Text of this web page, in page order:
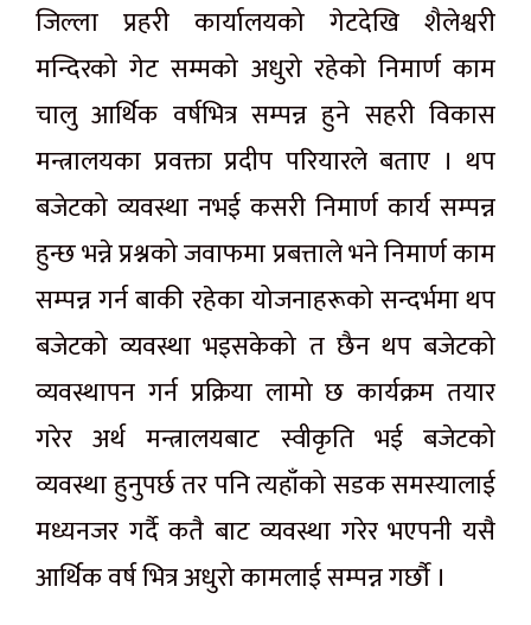
जिल्ला प्रहरी कार्यालयको गेटदेखि शैलेश्वरी
मन्दिरको गेट सम्मको अधुरो रहेको निमार्ण काम
चालु आर्थिक वर्षभित्र सम्पन्न हुने सहरी विकास
मन्त्रालयका प्रवक्ता प्रदीप परियारले बताए । थप
बजेटको व्यवस्था नभई कसरी निमार्ण कार्य सम्पन्न
हुन्छ भन्ने प्रश्नको जवाफमा प्रबत्ताले भने निमार्ण काम
सम्पन्न गर्न बाकी रहेका योजनाहरूको सन्दर्भमा थप
बजेटको व्यवस्था भइसकेको त छैन थप बजेटको
व्यवस्थापन गर्न प्रक्रिया लामो छ कार्यक्रम तयार
गरेर अर्थ मन्त्रालयबाट स्वीकृति भई बजेटको
व्यवस्था हुनुपर्छ तर पनि त्यहाँको सडक समस्यालाई
मध्यनजर गर्दै कतै बाट व्यवस्था गरेर भएपनी यसै
आर्थिक वर्ष भित्र अधुरो कामलाई सम्पन्न गर्छौ ।